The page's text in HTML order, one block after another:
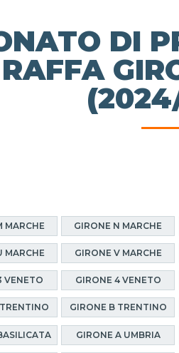
DI
MARCHE GIRONE N MARCHE
MARCHE GIRONE V MARCHE
VENETO GIRONE 4 VENETO
GIRONE B TRENTINO
GIRONE A UMBRIA